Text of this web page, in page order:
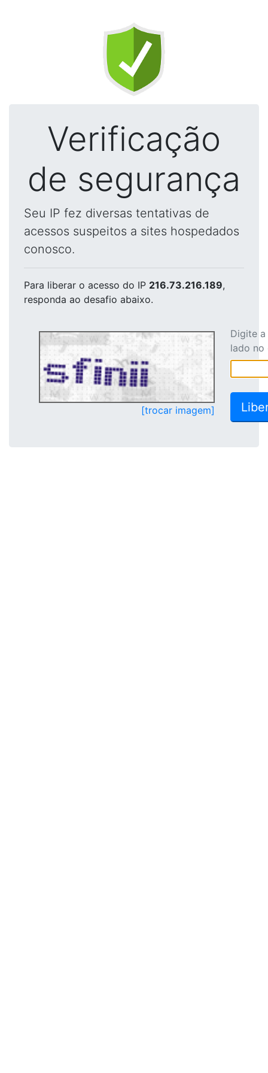
Verificação
de segurança
Seu IP fez diversas tentativas de
acessos suspeitos a sites hospedados
conosco.
Para liberar o acesso do IP 216.73.216.189,
responda ao desafio abaixo.
[trocar imagem]
Digite
lado no